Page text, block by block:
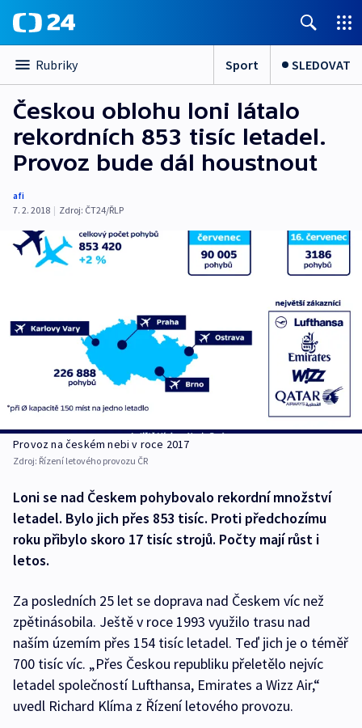
Rubriky Sport SLEDOVAT
Českou oblohu loni látalo
rekordních 853 tisíc letadel.
Provoz bude dál houstnout
afi
7. 2. 2018 | Zdroj: ČT24/ŘLP
Provoz na českém nebi v roce 2017
Zdroj: Řízení letového provozu ČR
Loni se nad Českem pohybovalo rekordní množství
letadel. Bylo jich přes 853 tisíc. Proti předchozímu
roku přibylo skoro 17 tisíc strojů. Počty mají růst i
letos.
Za posledních 25 let se doprava nad Českem víc než
zpětinásobila. Ještě v roce 1993 využilo trasu nad
naším územím přes 154 tisíc letadel. Teď jich je o téměř
700 tisíc víc. „Přes Českou republiku přeletělo nejvíc
letadel společností Lufthansa, Emirates a Wizz Air,“
uvedl Richard Klíma z Řízení letového provozu.